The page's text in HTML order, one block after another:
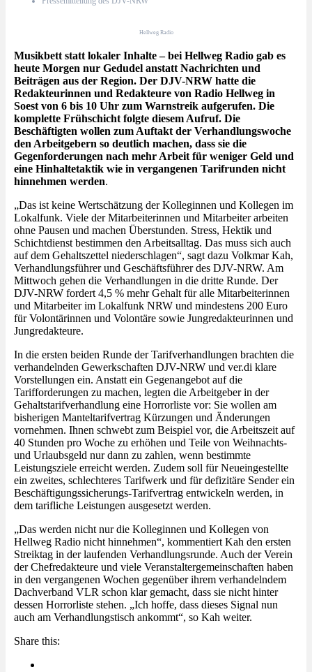
Hellweg Radio
Musikbett statt lokaler Inhalte – bei Hellweg Radio gab es
heute Morgen nur Gedudel anstatt Nachrichten und
Beiträgen aus der Region. Der DJV-NRW hatte die
Redakteurinnen und Redakteure von Radio Hellweg in
Soest von 6 bis 10 Uhr zum Warnstreik aufgerufen. Die
komplette Frühschicht folgte diesem Aufruf. Die
Beschäftigten wollen zum Auftakt der Verhandlungswoche
den Arbeitgebern so deutlich machen, dass sie die
Gegenforderungen nach mehr Arbeit für weniger Geld und
eine Hinhaltetaktik wie in vergangenen Tarifrunden nicht
hinnehmen werden.
„Das ist keine Wertschätzung der Kolleginnen und Kollegen im
Lokalfunk. Viele der Mitarbeiterinnen und Mitarbeiter arbeiten
ohne Pausen und machen Überstunden. Stress, Hektik und
Schichtdienst bestimmen den Arbeitsalltag. Das muss sich auch
auf dem Gehaltszettel niederschlagen“, sagt dazu Volkmar Kah,
Verhandlungsführer und Geschäftsführer des DJV-NRW. Am
Mittwoch gehen die Verhandlungen in die dritte Runde. Der
DJV-NRW fordert 4,5 % mehr Gehalt für alle Mitarbeiterinnen
und Mitarbeiter im Lokalfunk NRW und mindestens 200 Euro
für Volontärinnen und Volontäre sowie Jungredakteurinnen und
Jungredakteure.
In die ersten beiden Runde der Tarifverhandlungen brachten die
verhandelnden Gewerkschaften DJV-NRW und ver.di klare
Vorstellungen ein. Anstatt ein Gegenangebot auf die
Tarifforderungen zu machen, legten die Arbeitgeber in der
Gehaltstarifverhandlung eine Horrorliste vor: Sie wollen am
bisherigen Manteltarifvertrag Kürzungen und Änderungen
vornehmen. Ihnen schwebt zum Beispiel vor, die Arbeitszeit auf
40 Stunden pro Woche zu erhöhen und Teile von Weihnachts-
und Urlaubsgeld nur dann zu zahlen, wenn bestimmte
Leistungsziele erreicht werden. Zudem soll für Neueingestellte
ein zweites, schlechteres Tarifwerk und für defizitäre Sender ein
Beschäftigungssicherungs-Tarifvertrag entwickeln werden, in
dem tarifliche Leistungen ausgesetzt werden.
„Das werden nicht nur die Kolleginnen und Kollegen von
Hellweg Radio nicht hinnehmen“, kommentiert Kah den ersten
Streiktag in der laufenden Verhandlungsrunde. Auch der Verein
der Chefredakteure und viele Veranstaltergemeinschaften haben
in den vergangenen Wochen gegenüber ihrem verhandelndem
Dachverband VLR schon klar gemacht, dass sie nicht hinter
dessen Horrorliste stehen. „Ich hoffe, dass dieses Signal nun
auch am Verhandlungstisch ankommt“, so Kah weiter.
Share this: